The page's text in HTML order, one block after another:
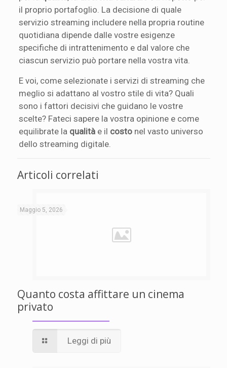
il proprio portafoglio. La decisione di quale
servizio streaming includere nella propria routine
quotidiana dipende dalle vostre esigenze
specifiche di intrattenimento e dal valore che
ciascun servizio può portare nella vostra vita.
E voi, come selezionate i servizi di streaming che
meglio si adattano al vostro stile di vita? Quali
sono i fattori decisivi che guidano le vostre
scelte? Fateci sapere la vostra opinione e come
equilibrate la qualità e il costo nel vasto universo
dello streaming digitale.
Articoli correlati
Maggio 5, 2026
Quanto costa affittare un cinema
privato
Leggi di più